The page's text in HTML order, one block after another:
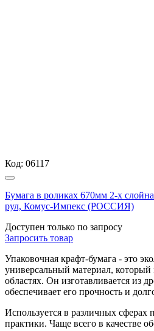
Код: 06117
Бумага в роликах 670мм 2-х
рул, Комус-Импекс (РОССИЯ)
Доступен только по запросу
Запросить товар
Упаковочная крафт-бумага - это
универсальный материал, который
областях. Он изготавливается из
обеспечивает его прочность и
Используется в различных сферах
практики. Чаще всего в качестве